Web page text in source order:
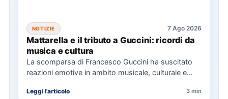
NOTIZIE 7 Ago 2026
Mattarella e il tributo a Guccini: ricordi da
musica e cultura
La scomparsa di Francesco Guccini ha suscitato
reazioni emotive in ambito musicale, culturale e
Leggi l'articolo 3 min